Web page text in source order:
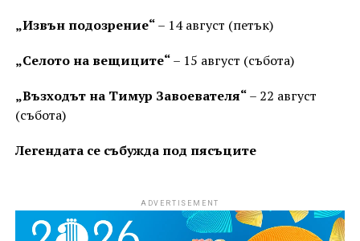
„Извън подозрение“– 14 август (петък)
„Селото на вещиците“– 15 август (събота)
„Възходът на Тимур Завоевателя“– 22 август
(събота)
Легендата се събужда под пясъците
ADVERTISEMENT